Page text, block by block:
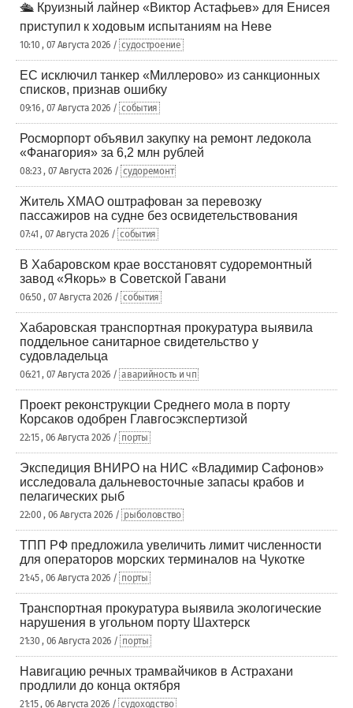
🛳️ Круизный лайнер «Виктор Астафьев» для Енисея
приступил к ходовым испытаниям на Неве
10:10 , 07 Августа 2026 / судостроение
ЕС исключил танкер «Миллерово» из санкционных
списков, признав ошибку
09:16 , 07 Августа 2026 / события
Росморпорт объявил закупку на ремонт ледокола
«Фанагория» за 6,2 млн рублей
08:23 , 07 Августа 2026 / судоремонт
Житель ХМАО оштрафован за перевозку
пассажиров на судне без освидетельствования
07:41 , 07 Августа 2026 / события
В Хабаровском крае восстановят судоремонтный
завод «Якорь» в Советской Гавани
06:50 , 07 Августа 2026 / события
Хабаровская транспортная прокуратура выявила
поддельное санитарное свидетельство у
судовладельца
06:21 , 07 Августа 2026 / аварийность и чп
Проект реконструкции Среднего мола в порту
Корсаков одобрен Главгосэкспертизой
22:15 , 06 Августа 2026 / порты
Экспедиция ВНИРО на НИС «Владимир Сафонов»
исследовала дальневосточные запасы крабов и
пелагических рыб
22:00 , 06 Августа 2026 / рыболовство
ТПП РФ предложила увеличить лимит численности
для операторов морских терминалов на Чукотке
21:45 , 06 Августа 2026 / порты
Транспортная прокуратура выявила экологические
нарушения в угольном порту Шахтерск
21:30 , 06 Августа 2026 / порты
Навигацию речных трамвайчиков в Астрахани
продлили до конца октября
21:15 , 06 Августа 2026 / судоходство